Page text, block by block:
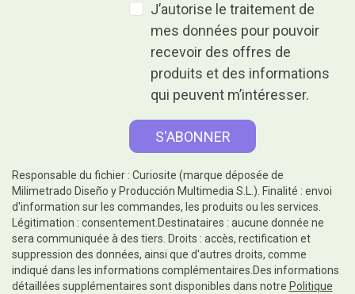
J’autorise le traitement de
mes données pour pouvoir
recevoir des offres de
produits et des informations
qui peuvent m’intéresser.
Responsable du fichier : Curiosite (marque déposée de
Milimetrado Diseño y Producción Multimedia S.L.). Finalité : envoi
d'information sur les commandes, les produits ou les services.
Légitimation : consentement.Destinataires : aucune donnée ne
sera communiquée à des tiers. Droits : accès, rectification et
suppression des données, ainsi que d'autres droits, comme
indiqué dans les informations complémentaires.Des informations
détaillées supplémentaires sont disponibles dans notre Politique